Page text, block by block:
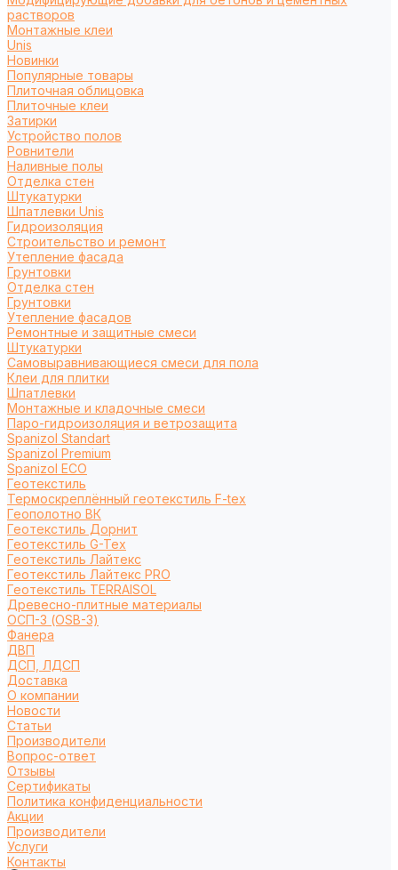
растворов
Монтажные клеи
Unis
Новинки
Популярные товары
Плиточная облицовка
Плиточные клеи
Затирки
Устройство полов
Ровнители
Наливные полы
Отделка стен
Штукатурки
Шпатлевки Unis
Гидроизоляция
Строительство и ремонт
Утепление фасада
Грунтовки
Отделка стен
Грунтовки
Утепление фасадов
Ремонтные и защитные смеси
Штукатурки
Самовыравнивающиеся смеси для пола
Клеи для плитки
Шпатлевки
Монтажные и кладочные смеси
Паро-гидроизоляция и ветрозащита
Spanizol Standart
Spanizol Premium
Spanizol ECO
Геотекстиль
Термоскреплённый геотекстиль F-tex
Геополотно ВК
Геотекстиль Дорнит
Геотекстиль G-Tex
Геотекстиль Лайтекс
Геотекстиль Лайтекс PRO
Геотекстиль TERRAISOL
Древесно-плитные материалы
ОСП-3 (OSB-3)
Фанера
ДВП
ДСП, ЛДСП
Доставка
О компании
Новости
Статьи
Производители
Вопрос-ответ
Отзывы
Сертификаты
Политика конфиденциальности
Акции
Производители
Услуги
Контакты